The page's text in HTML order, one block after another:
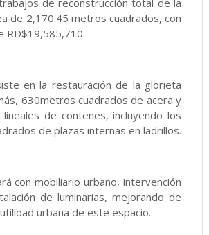
de reconstrucción total de la
de 2,170.45 metros cuadrados, con
RD$19,585,710.
en la restauración de la glorieta
630metros cuadrados de acera y
de contenes, incluyendo los
de plazas internas en ladrillos.
con mobiliario urbano, intervención
de luminarias, mejorando de
urbana de este espacio.